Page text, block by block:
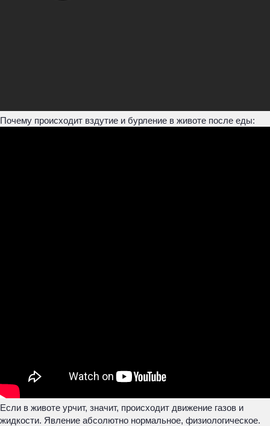
Почему происходит вздутие и бурление в животе после еды:
Если в животе урчит, значит, происходит движение газов и
жидкости. Явление абсолютно нормальное, физиологическое.